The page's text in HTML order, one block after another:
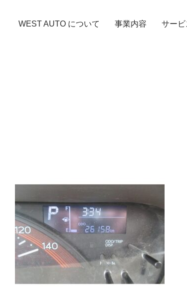
WEST AUTO について 事業内容 サービ